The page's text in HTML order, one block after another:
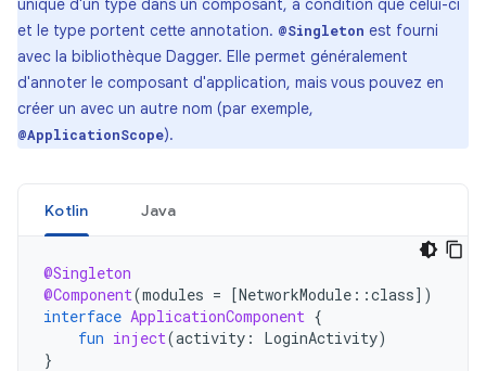
unique d'un type dans un composant, à condition que celui-ci
et le type portent cette annotation. @Singleton est fourni
avec la bibliothèque Dagger. Elle permet généralement
d'annoter le composant d'application, mais vous pouvez en
créer un avec un autre nom (par exemple,
@ApplicationScope).
Kotlin Java
@Singleton
@Component(modules = [NetworkModule ::class] )
interface ApplicationComponent {
fun inject(activity : LoginActivity)
}